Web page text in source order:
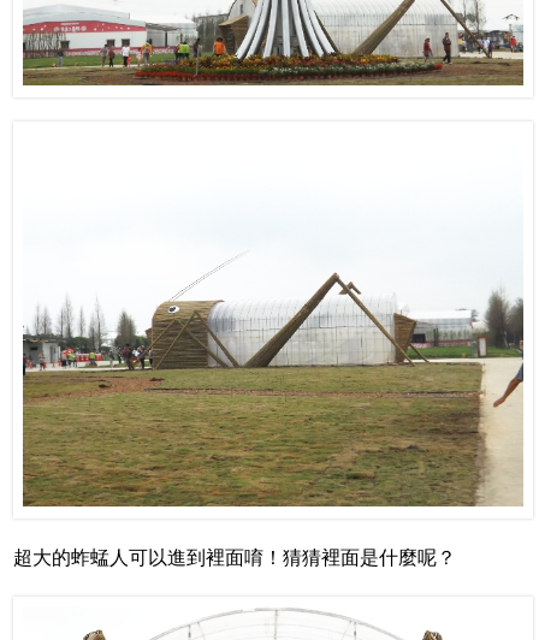
超大的蚱蜢人可以進到裡面唷！猜猜裡面是什麼呢？